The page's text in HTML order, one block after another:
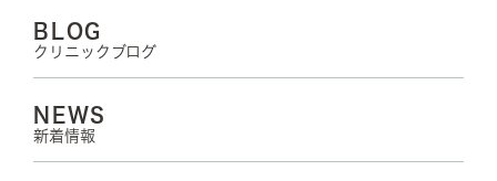
BLOG
クリニックブログ
NEWS
新着情報